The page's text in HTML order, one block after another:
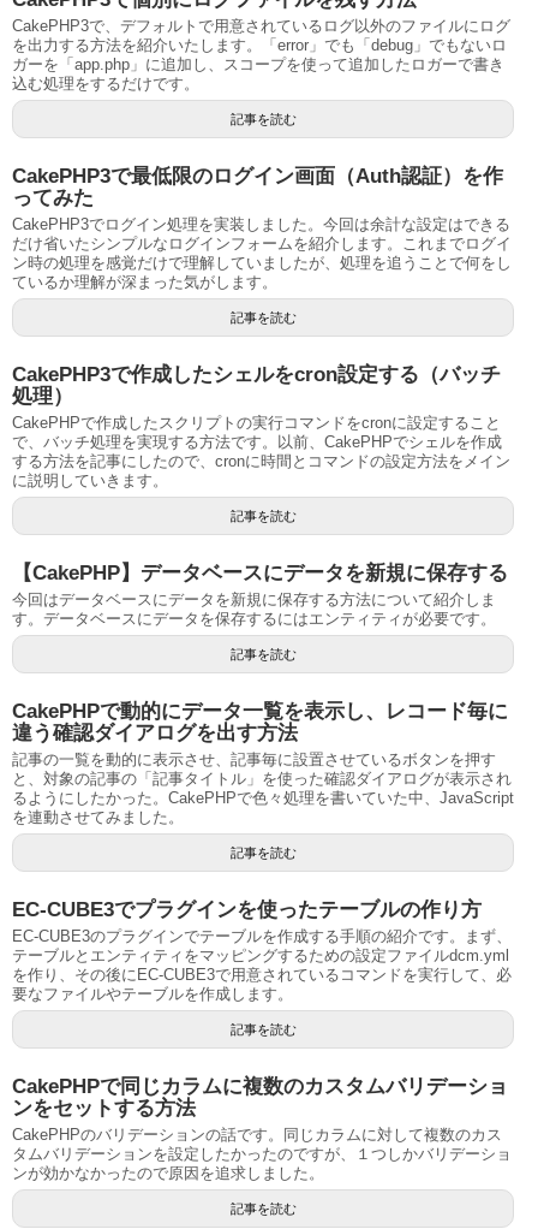
CakePHP3で、デフォルトで用意されているログ以外のファイルにログ
を出力する方法を紹介いたします。「error」でも「debug」でもないロ
ガーを「app.php」に追加し、スコープを使って追加したロガーで書き
込む処理をするだけです。
記事を読む
CakePHP3で最低限のログイン画面（Auth認証）を作
ってみた
CakePHP3でログイン処理を実装しました。今回は余計な設定はできる
だけ省いたシンプルなログインフォームを紹介します。これまでログイ
ン時の処理を感覚だけで理解していましたが、処理を追うことで何をし
ているか理解が深まった気がします。
記事を読む
CakePHP3で作成したシェルをcron設定する（バッチ
処理）
CakePHPで作成したスクリプトの実行コマンドをcronに設定すること
で、バッチ処理を実現する方法です。以前、CakePHPでシェルを作成
する方法を記事にしたので、cronに時間とコマンドの設定方法をメイン
に説明していきます。
記事を読む
【CakePHP】データベースにデータを新規に保存する
今回はデータベースにデータを新規に保存する方法について紹介しま
す。データベースにデータを保存するにはエンティティが必要です。
記事を読む
CakePHPで動的にデータ一覧を表示し、レコード毎に
違う確認ダイアログを出す方法
記事の一覧を動的に表示させ、記事毎に設置させているボタンを押す
と、対象の記事の「記事タイトル」を使った確認ダイアログが表示され
るようにしたかった。CakePHPで色々処理を書いていた中、JavaScript
を連動させてみました。
記事を読む
EC-CUBE3でプラグインを使ったテーブルの作り方
EC-CUBE3のプラグインでテーブルを作成する手順の紹介です。まず、
テーブルとエンティティをマッピングするための設定ファイルdcm.yml
を作り、その後にEC-CUBE3で用意されているコマンドを実行して、必
要なファイルやテーブルを作成します。
記事を読む
CakePHPで同じカラムに複数のカスタムバリデーショ
ンをセットする方法
CakePHPのバリデーションの話です。同じカラムに対して複数のカス
タムバリデーションを設定したかったのですが、１つしかバリデーショ
ンが効かなかったので原因を追求しました。
記事を読む